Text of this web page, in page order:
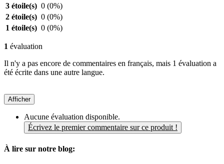
3 étoile(s) 0 (0%)
2 étoile(s) 0 (0%)
1 étoile(s) 0 (0%)
1 évaluation
Il n'y a pas encore de commentaires en français, mais 1 évaluation a
été écrite dans une autre langue.
Afficher
Aucune évaluation disponible.
Écrivez le premier commentaire sur ce produit !
À lire sur notre blog: